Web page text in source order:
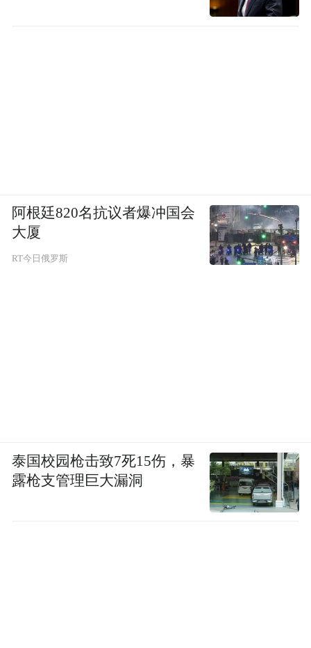
阿根廷820名抗议者爆冲国会
大厦
RT今日俄罗斯
泰国校园枪击致7死15伤，暴
露枪支管理巨大漏洞